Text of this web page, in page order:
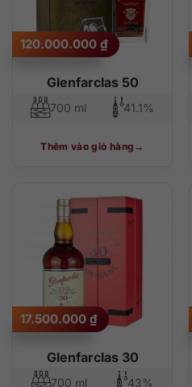
Glenfarclas 50
120.000.000 ₫
700 ml 41.1%
Thêm vào giỏ hàng
Glenfarclas 30
17.500.000 ₫
700 ml 43%